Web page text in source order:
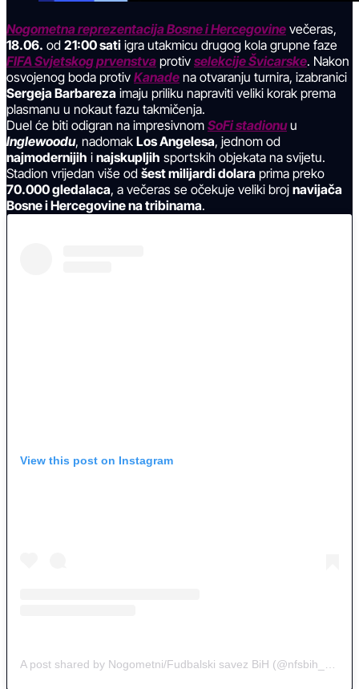
Nogometna reprezentacija Bosne i Hercegovine večeras,
18.06. od 21:00 sati igra utakmicu drugog kola grupne faze
FIFA Svjetskog prvenstva protiv selekcije Švicarske. Nakon
osvojenog boda protiv Kanade na otvaranju turnira, izabranici
Sergeja Barbareza imaju priliku napraviti veliki korak prema
plasmanu u nokaut fazu takmičenja.
Duel će biti odigran na impresivnom SoFi stadionuu
Inglewoodu, nadomak Los Angelesa, jednom od
najmodernijih i najskupljih sportskih objekata na svijetu.
Stadion vrijedan više od šest milijardi dolara prima preko
70.000 gledalaca, a večeras se očekuje veliki broj navijača
Bosne i Hercegovine na tribinama.
View this post on Instagram